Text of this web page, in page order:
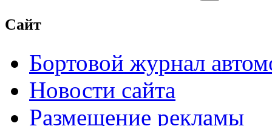
Сайт
Бортовой журнал
Новости сайта
Размещение рекламы